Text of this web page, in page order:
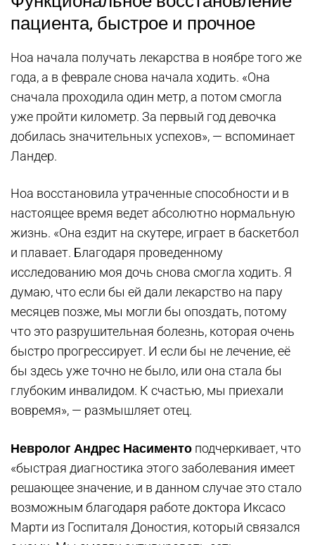
пациента, быстрое и прочное
Ноа начала получать лекарства в ноябре того же
года, а в феврале снова начала ходить. «Она
сначала проходила один метр, а потом смогла
уже пройти километр. За первый год девочка
добилась значительных успехов», — вспоминает
Ландер.
Ноа восстановила утраченные способности и в
настоящее время ведет абсолютно нормальную
жизнь. «Она ездит на скутере, играет в баскетбол
и плавает. Благодаря проведенному
исследованию моя дочь снова смогла ходить. Я
думаю, что если бы ей дали лекарство на пару
месяцев позже, мы могли бы опоздать, потому
что это разрушительная болезнь, которая очень
быстро прогрессирует. И если бы не лечение, её
бы здесь уже точно не было, или она стала бы
глубоким инвалидом. К счастью, мы приехали
вовремя», — размышляет отец.
Невролог Андрес Насименто подчеркивает, что
«быстрая диагностика этого заболевания имеет
решающее значение, и в данном случае это стало
возможным благодаря работе доктора Иксасо
Марти из Госпиталя Доностия, который связался